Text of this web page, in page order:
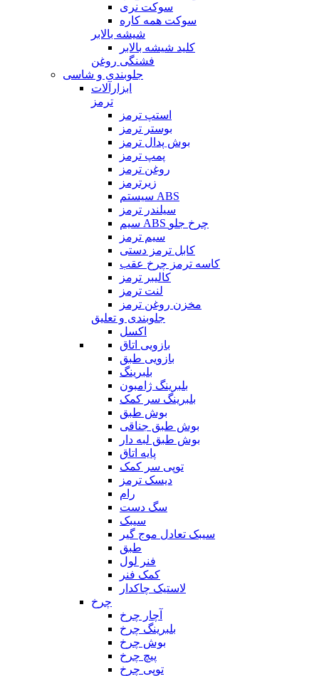
سوکت نری
سوکت همه کاره
شیشه بالابر
کلید شیشه بالابر
فشنگی روغن
جلوبندی و شاسی
ابزارآلات
ترمز
استپ ترمز
بوستر ترمز
بوش پدال ترمز
پمپ ترمز
روغن ترمز
زیرترمز
سیستم ABS
سیلندر ترمز
سیم ABS چرخ جلو
سیم ترمز
کابل ترمز دستی
کاسه ترمز چرخ عقب
کالیبر ترمز
لنت ترمز
مخزن روغن ترمز
جلوبندی و تعلیق
اکسل
بازویی اتاق
بازویی طبق
بلبرینگ
بلبرینگ ژامبون
بلبرینگ سر کمک
بوش طبق
بوش طبق جناقی
بوش طبق لبه دار
پایه اتاق
توپی سر کمک
دیسک ترمز
رام
سگ دست
سیبک
سیبک تعادل موج گیر
طبق
فنر لول
کمک فنر
لاستیک چاکدار
چرخ
آچار چرخ
بلبرینگ چرخ
بوش چرخ
پیچ چرخ
توپی چرخ